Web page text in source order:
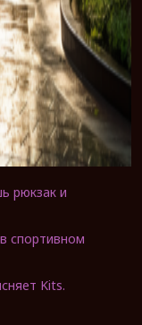
рюкзак и
спортивном
Kits.